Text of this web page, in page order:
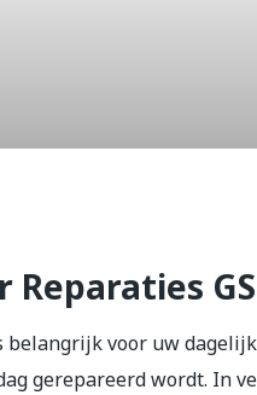
Reparaties
belangrijk voor uw
gerepareerd wordt. In